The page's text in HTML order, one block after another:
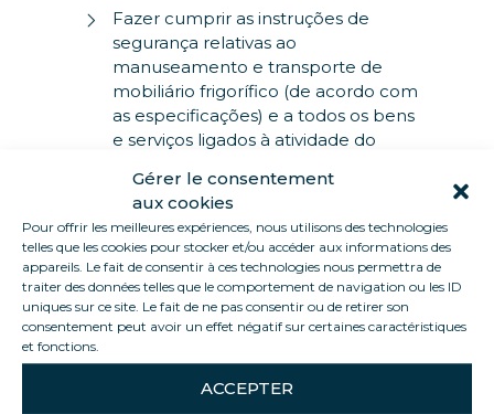
Gérer le consentement
aux cookies
Pour offrir les meilleures expériences, nous utilisons des technologies
telles que les cookies pour stocker et/ou accéder aux informations des
appareils. Le fait de consentir à ces technologies nous permettra de
traiter des données telles que le comportement de navigation ou les ID
uniques sur ce site. Le fait de ne pas consentir ou de retirer son
consentement peut avoir un effet négatif sur certaines caractéristiques
et fonctions.
ACCEPTER
Fazer cumprir as instruções de
segurança relativas ao
manuseamento e transporte de
mobiliário frigorífico (de acordo com
as especificações) e a todos os bens
e serviços ligados à atividade do
HARD SKILLS
Conhecimento geográfico da
Regulamentos principais de